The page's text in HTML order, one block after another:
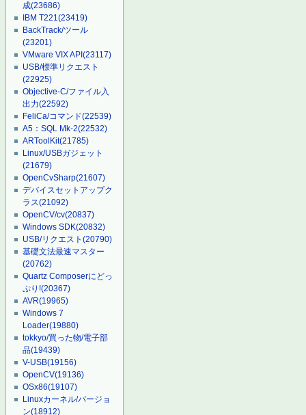
成(23686)
IBM T221(23419)
BackTrack/ツール
(23201)
VMware VIX API(23117)
USB/標準リクエスト
(22925)
Objective-C/ファイル入
出力(22592)
FeliCa/コマンド(22539)
A5：SQL Mk-2(22532)
ARToolKit(21785)
Linux/USBガジェット
(21679)
OpenCvSharp(21607)
デバイスセットアップク
ラス(21092)
OpenCV/cv(20837)
Windows SDK(20832)
USB/リクエスト(20790)
基礎文法最速マスター
(20762)
Quartz Composerにどっ
ぷり!(20367)
AVR(19965)
Windows 7
Loader(19880)
tokkyo/買った物/電子部
品(19439)
V-USB(19156)
OpenCV(19136)
OSx86(19107)
Linuxカーネル/バージョ
ン(18912)